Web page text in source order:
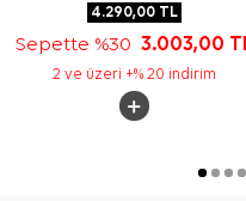
4.290,00TL
Sepette %30 3.003,00
2 ve üzeri +% 20 indirim